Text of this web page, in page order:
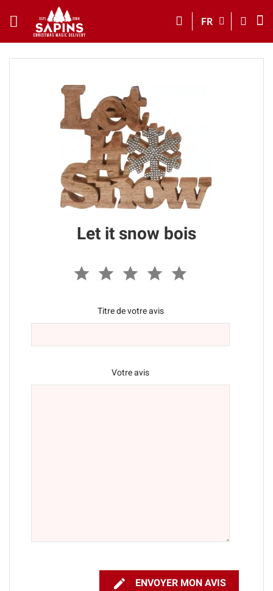
FR
Let it snow bois
Titre de votre avis
Votre avis
 ENVOYER MON AVIS